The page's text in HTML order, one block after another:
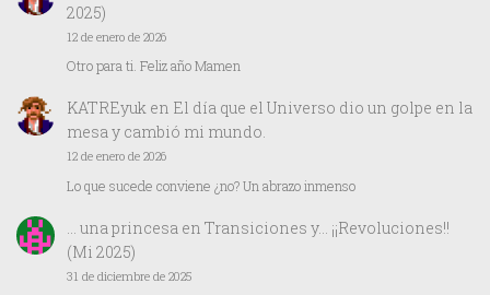
2025)
12 de enero de 2026
Otro para ti. Feliz año Mamen
KATREyuken El día que el Universo dio un golpe en la
mesa y cambió mi mundo.
12 de enero de 2026
Lo que sucede conviene ¿no? Un abrazo inmenso
… una princesaen Transiciones y… ¡¡Revoluciones!!
(Mi 2025)
31 de diciembre de 2025